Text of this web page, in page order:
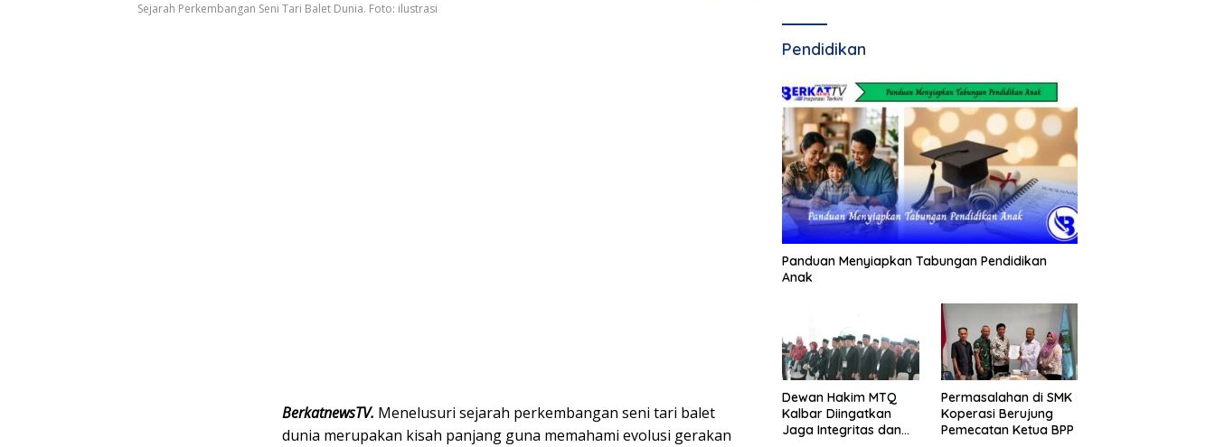
Sejarah Perkembangan Seni Tari Balet Dunia. Foto: ilustrasi
BerkatnewsTV. Menelusuri sejarah perkembangan seni tari balet
dunia merupakan kisah panjang guna memahami evolusi gerakan
Pendidikan
Panduan Menyiapkan Tabungan Pendidikan
Anak
Dewan Hakim MTQ
Kalbar Diingatkan
Jaga Integritas dan
Permasalahan di SMK
Koperasi Berujung
Pemecatan Ketua BPP